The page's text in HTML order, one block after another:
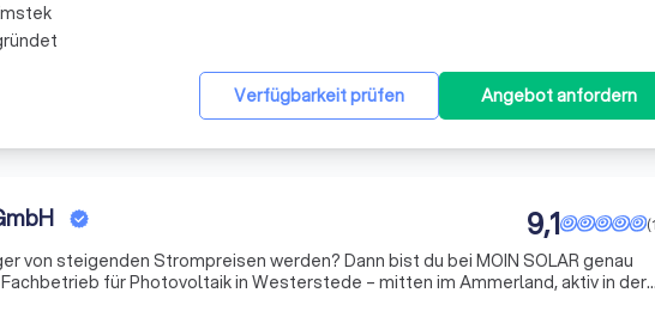
Verfügbarkeit prüfen Angebot anfordern
9,1
von steigenden Strompreisen werden? Dann bist du bei MOIN SOLAR genau
für Photovoltaik in Westerstede – mitten im Ammerland, aktiv in der